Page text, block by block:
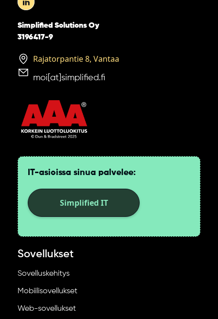
Simplified Solutions Oy
3196417-9
Rajatorpantie 8, Vantaa
moi[at]simplified.fi
IT-asioissa sinua palvelee:
Simplified IT
Sovellukset
Sovelluskehitys
Mobiilisovellukset
Web-sovellukset